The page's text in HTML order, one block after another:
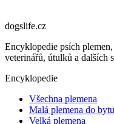
dogslife.cz
Encyklopedie psích
veterinářů, útulků a dalších
Encyklopedie
Všechna plemena
Malá plemena do bytu
Velká plemena